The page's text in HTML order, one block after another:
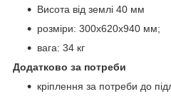
Висота від землі 40 мм
розміри: 300х620х940 мм;
вага: 34 кг
Додатково за потреби
кріплення за потреби до